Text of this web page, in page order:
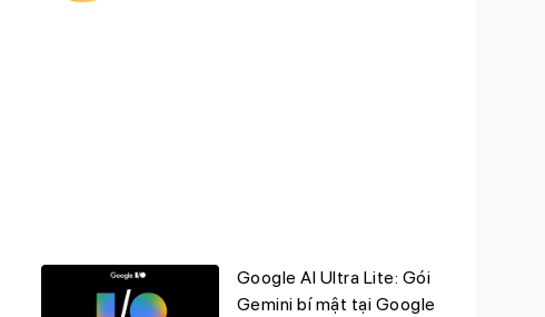
Google AI Ultra Lite: Gói
Gemini bí mật tại Google